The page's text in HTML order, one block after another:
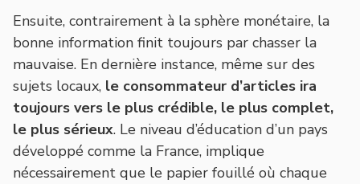
Ensuite, contrairement à la sphère monétaire, la
bonne information finit toujours par chasser la
mauvaise. En dernière instance, même sur des
sujets locaux, le consommateur d’articles ira
toujours vers le plus crédible, le plus complet,
le plus sérieux. Le niveau d’éducation d’un pays
développé comme la France, implique
nécessairement que le papier fouillé où chaque